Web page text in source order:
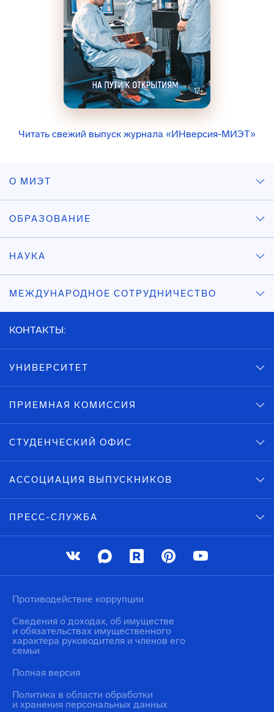
Читать свежий выпуск журнала «ИНверсия-МИЭТ»
О МИЭТ
ОБРАЗОВАНИЕ
НАУКА
МЕЖДУНАРОДНОЕ СОТРУДНИЧЕСТВО
КОНТАКТЫ:
УНИВЕРСИТЕТ
ПРИЕМНАЯ КОМИССИЯ
СТУДЕНЧЕСКИЙ ОФИС
АССОЦИАЦИЯ ВЫПУСКНИКОВ
ПРЕСС-СЛУЖБА
Политика в области обработки
и хранения персональных данных
Противодействие коррупции
Сведения о доходах, об имуществе
и обязательствах имущественного
характера руководителя и членов его
семьи
Полная версия